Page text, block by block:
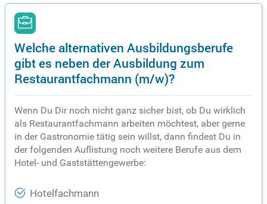
Welche alternativen Ausbildungsberufe
gibt es neben der Ausbildung zum
Restaurantfachmann (m/w)?
Wenn Du Dir noch nicht ganz sicher bist, ob Du wirklich
als Restaurantfachmann arbeiten möchtest, aber gerne
in der Gastronomie tätig sein willst, dann findest Du in
der folgenden Auflistung noch weitere Berufe aus dem
Hotel- und Gaststättengewerbe:
Hotelfachmann